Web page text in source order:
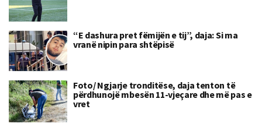
“E dashura pret fëmijën e tij”, daja: Si ma
vranë nipin para shtëpisë
Foto/ Ngjarje tronditëse, daja tenton të
përdhunojë mbesën 11-vjeçare dhe më pas e
vret